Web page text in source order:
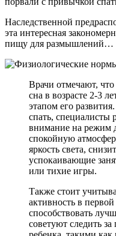
Наследственной
эта интересная
пищу для размышлений…
Врачи отмечают, что
сна в возрасте 2-3
этапом его
спать, специалисты
внимание на режим
спокойную
яркость света,
успокаивающие
или тихие игры.
Также стоит
активность в
способствовать
советуют следить